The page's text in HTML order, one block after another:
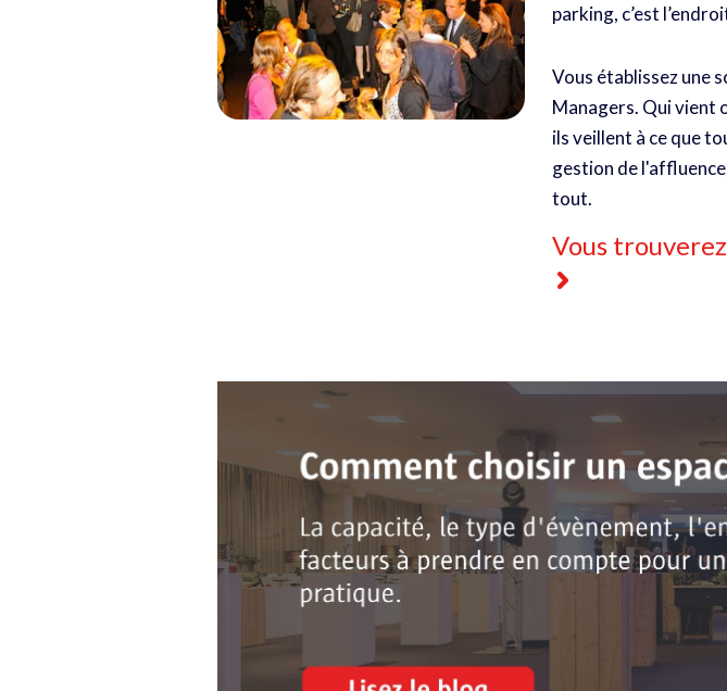
parking, c’est
Vous établissez une
Managers. Qui vient
ils veillent à ce que
gestion de
tout.
Vous